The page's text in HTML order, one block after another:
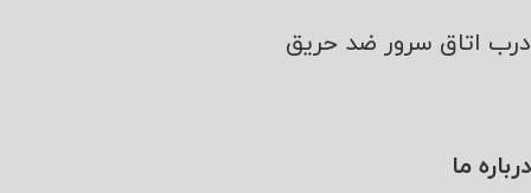
درب اتاق سرور ضد حریق
درباره ما